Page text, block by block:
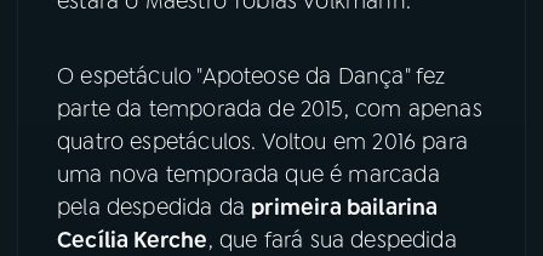
ACOMPANHE A RÁDIO MEC
Instagram X
TikTok
O espetáculo "Apoteose da Dança" fez
parte da temporada de 2015, com apenas
quatro espetáculos. Voltou em 2016 para
uma nova temporada que é marcada
pela despedida da primeira bailarina
Cecília Kerche, que fará sua despedida